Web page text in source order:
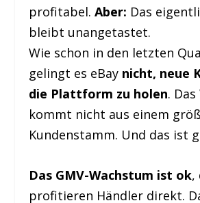
profitabel.Aber: Das
bleibt unangetastet.
Wie schon in den letzten
gelingt es eBay nicht, neue
die Plattform zu holen.
kommt nicht aus einem
Kundenstamm. Und das ist
Das GMV-Wachstum ist ok,
profitieren Händler direkt.